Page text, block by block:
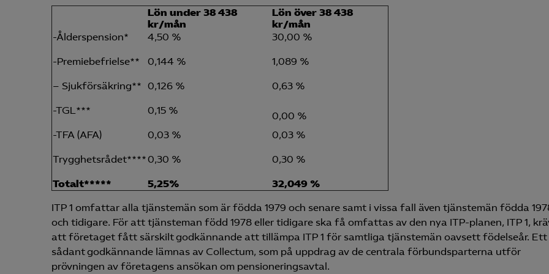
Lön under 38 438
kr/mån
Lön över 38 438
kr/mån
-Ålderspension*
4,50 % 30,00 %
-Premiebefrielse** 0,144 % 1,089 %
– Sjukförsäkring** 0,126 % 0,63 %
-TGL*** 0,15 %
0,00 %
-TFA (AFA)
0,03 % 0,03 %
Trygghetsrådet****0,30 % 0,30 %
Totalt***** 5,25% 32,049 %
ITP 1 omfattar alla tjänstemän som är födda 1979 och senare samt i vissa fall även tjänstemän födda
och tidigare. För att tjänsteman född 1978 eller tidigare ska få omfattas av den nya ITP-planen, ITP 1,
att företaget fått särskilt godkännande att tillämpa ITP 1 för samtliga tjänstemän oavsett födelseår. Ett
sådant godkännande lämnas av Collectum, som på uppdrag av de centrala förbundsparterna utför
prövningen av företagens ansökan om pensioneringsavtal.